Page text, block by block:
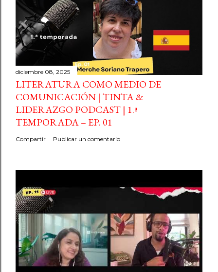
diciembre 08, 2025
LITERATURA COMO MEDIO DE
COMUNICACIÓN | TINTA &
LIDERAZGO PODCAST | 1.ª
TEMPORADA – EP. 01
Compartir Publicar un comentario